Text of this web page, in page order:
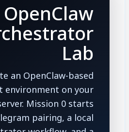
OpenClaw
Lab
an OpenClaw-based
environment on your
Mission 0 starts
pairing, a local